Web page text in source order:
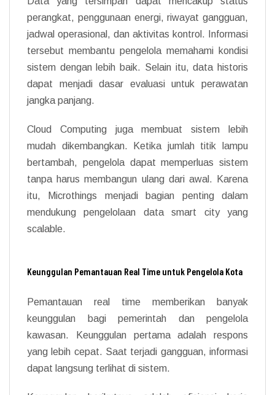
perangkat, penggunaan energi, riwayat gangguan,
jadwal operasional, dan aktivitas kontrol. Informasi
tersebut membantu pengelola memahami kondisi
sistem dengan lebih baik. Selain itu, data historis
dapat menjadi dasar evaluasi untuk perawatan
jangka panjang.
Cloud Computing juga membuat sistem lebih
mudah dikembangkan. Ketika jumlah titik lampu
bertambah, pengelola dapat memperluas sistem
tanpa harus membangun ulang dari awal. Karena
itu, Microthings menjadi bagian penting dalam
mendukung pengelolaan data smart city yang
scalable.
Keunggulan Pemantauan Real Time untuk Pengelola Kota
Pemantauan real time memberikan banyak
keunggulan bagi pemerintah dan pengelola
kawasan. Keunggulan pertama adalah respons
yang lebih cepat. Saat terjadi gangguan, informasi
dapat langsung terlihat di sistem.